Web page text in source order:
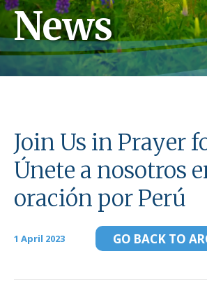
News
Join Us in Prayer
Únete a nosotros
oración por Perú
1 April 2023 GO BACK TO